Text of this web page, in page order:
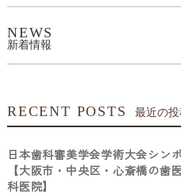
NEWS
新着情報
RECENT POSTS 最近の投
日本歯科審美学会学術大会シン
【大阪市・中央区・心斎橋の
科医院】